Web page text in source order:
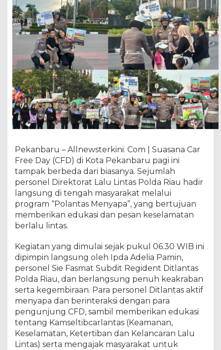
i
C
F
D
P
e
a
n
b
a
r
u
d
u
k
a
s
i
K
e
l
a
m
a
t
a
n
d
a
Pekanbaru – Allnewsterkini. Com | Suasana Car
Free Day (CFD) di Kota Pekanbaru pagi ini
tampak berbeda dari biasanya. Sejumlah
personel Direktorat Lalu Lintas Polda Riau hadir
langsung di tengah masyarakat melalui
program “Polantas Menyapa”, yang bertujuan
memberikan edukasi dan pesan keselamatan
berlalu lintas.
Kegiatan yang dimulai sejak pukul 06.30 WIB ini
dipimpin langsung oleh Ipda Adelia Pamin,
personel Sie Fasmat Subdit Regident Ditlantas
Polda Riau, dan berlangsung penuh keakraban
serta kegembiraan. Para personel Ditlantas aktif
menyapa dan berinteraksi dengan para
pengunjung CFD, sambil memberikan edukasi
tentang Kamseltibcarlantas (Keamanan,
Keselamatan, Ketertiban dan Kelancaran Lalu
Lintas) serta mengajak masyarakat untuk